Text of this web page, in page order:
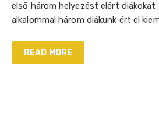
első három helyezést elért diákokat
alkalommal három diákunk ért el
READ MORE